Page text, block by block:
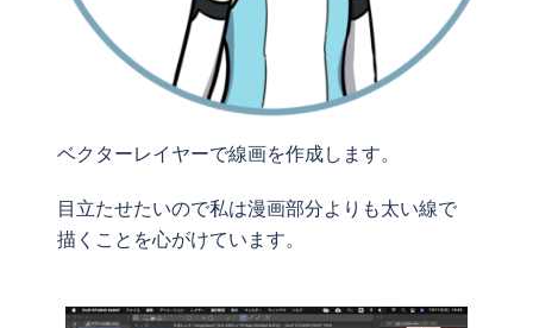
ベクターレイヤーで線画を作成します。
目立たせたいので私は漫画部分よりも太い線で
描くことを心がけています。